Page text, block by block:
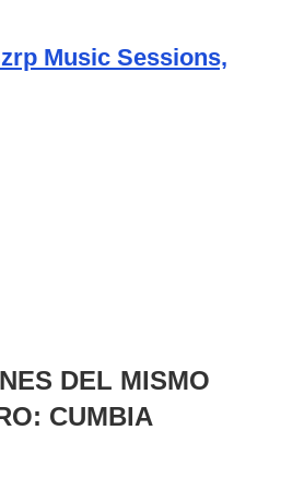
Music Sessions,
DEL MISMO
CUMBIA